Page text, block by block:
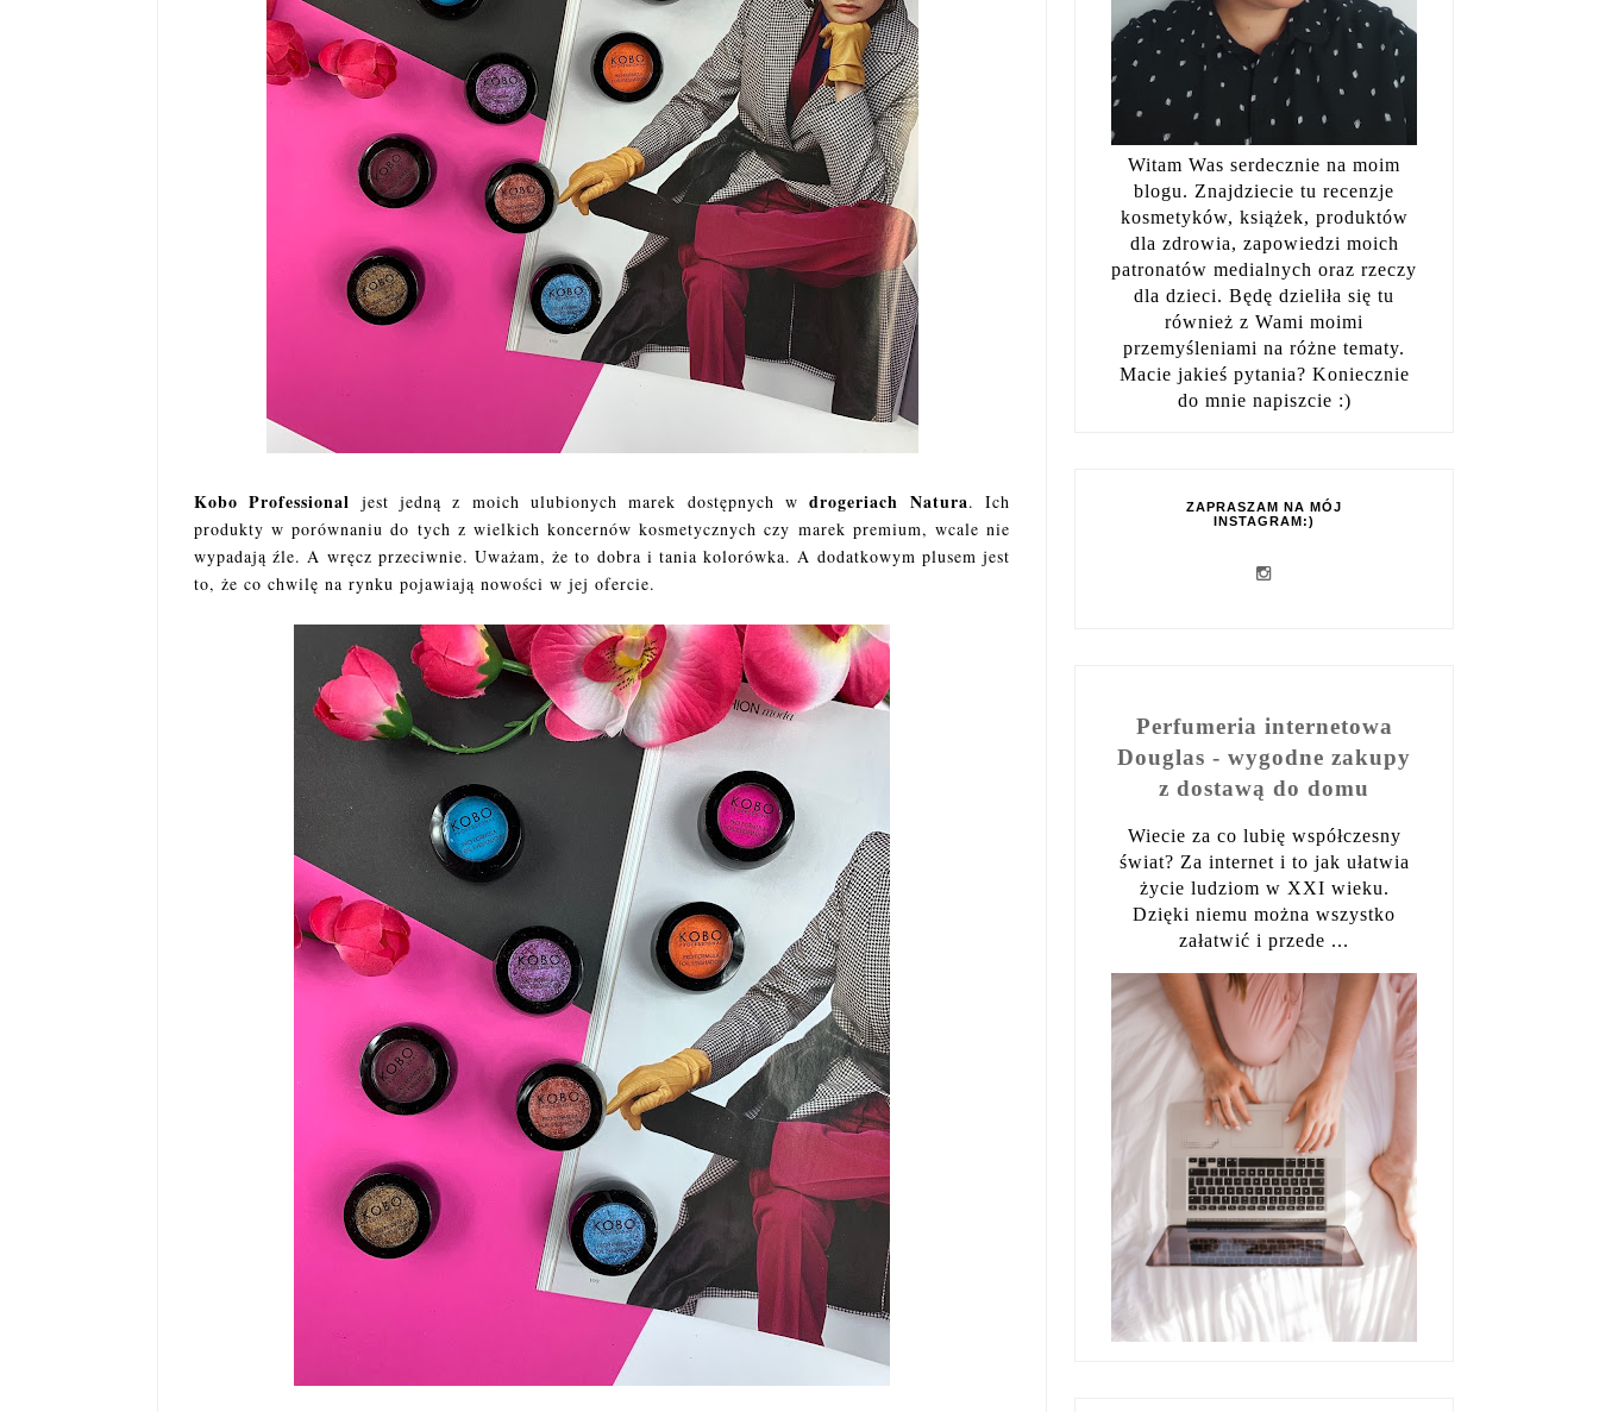
Kobo Professional jest jedną z moich ulubionych marek dostępnych w drogeriach Natura. Ich
produkty w porównaniu do tych z wielkich koncernów kosmetycznych czy marek premium, wcale nie
wypadają źle. A wręcz przeciwnie. Uważam, że to dobra i tania kolorówka. A dodatkowym plusem jest
to, że co chwilę na rynku pojawiają nowości w jej ofercie.
Witam Was serdecznie na moim
blogu. Znajdziecie tu recenzje
kosmetyków, książek, produktów
dla zdrowia, zapowiedzi moich
patronatów medialnych oraz rzeczy
dla dzieci. Będę dzieliła się tu
również z Wami moimi
przemyśleniami na różne tematy.
Macie jakieś pytania? Koniecznie
do mnie napiszcie :)
ZAPRASZAM NA MÓJ
INSTAGRAM:)
Perfumeria internetowa
Douglas - wygodne zakupy
z dostawą do domu
Wiecie za co lubię współczesny
świat? Za internet i to jak ułatwia
życie ludziom w XXI wieku.
Dzięki niemu można wszystko
załatwić i przede ...